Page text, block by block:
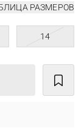
РАЗМЕРОВ
14